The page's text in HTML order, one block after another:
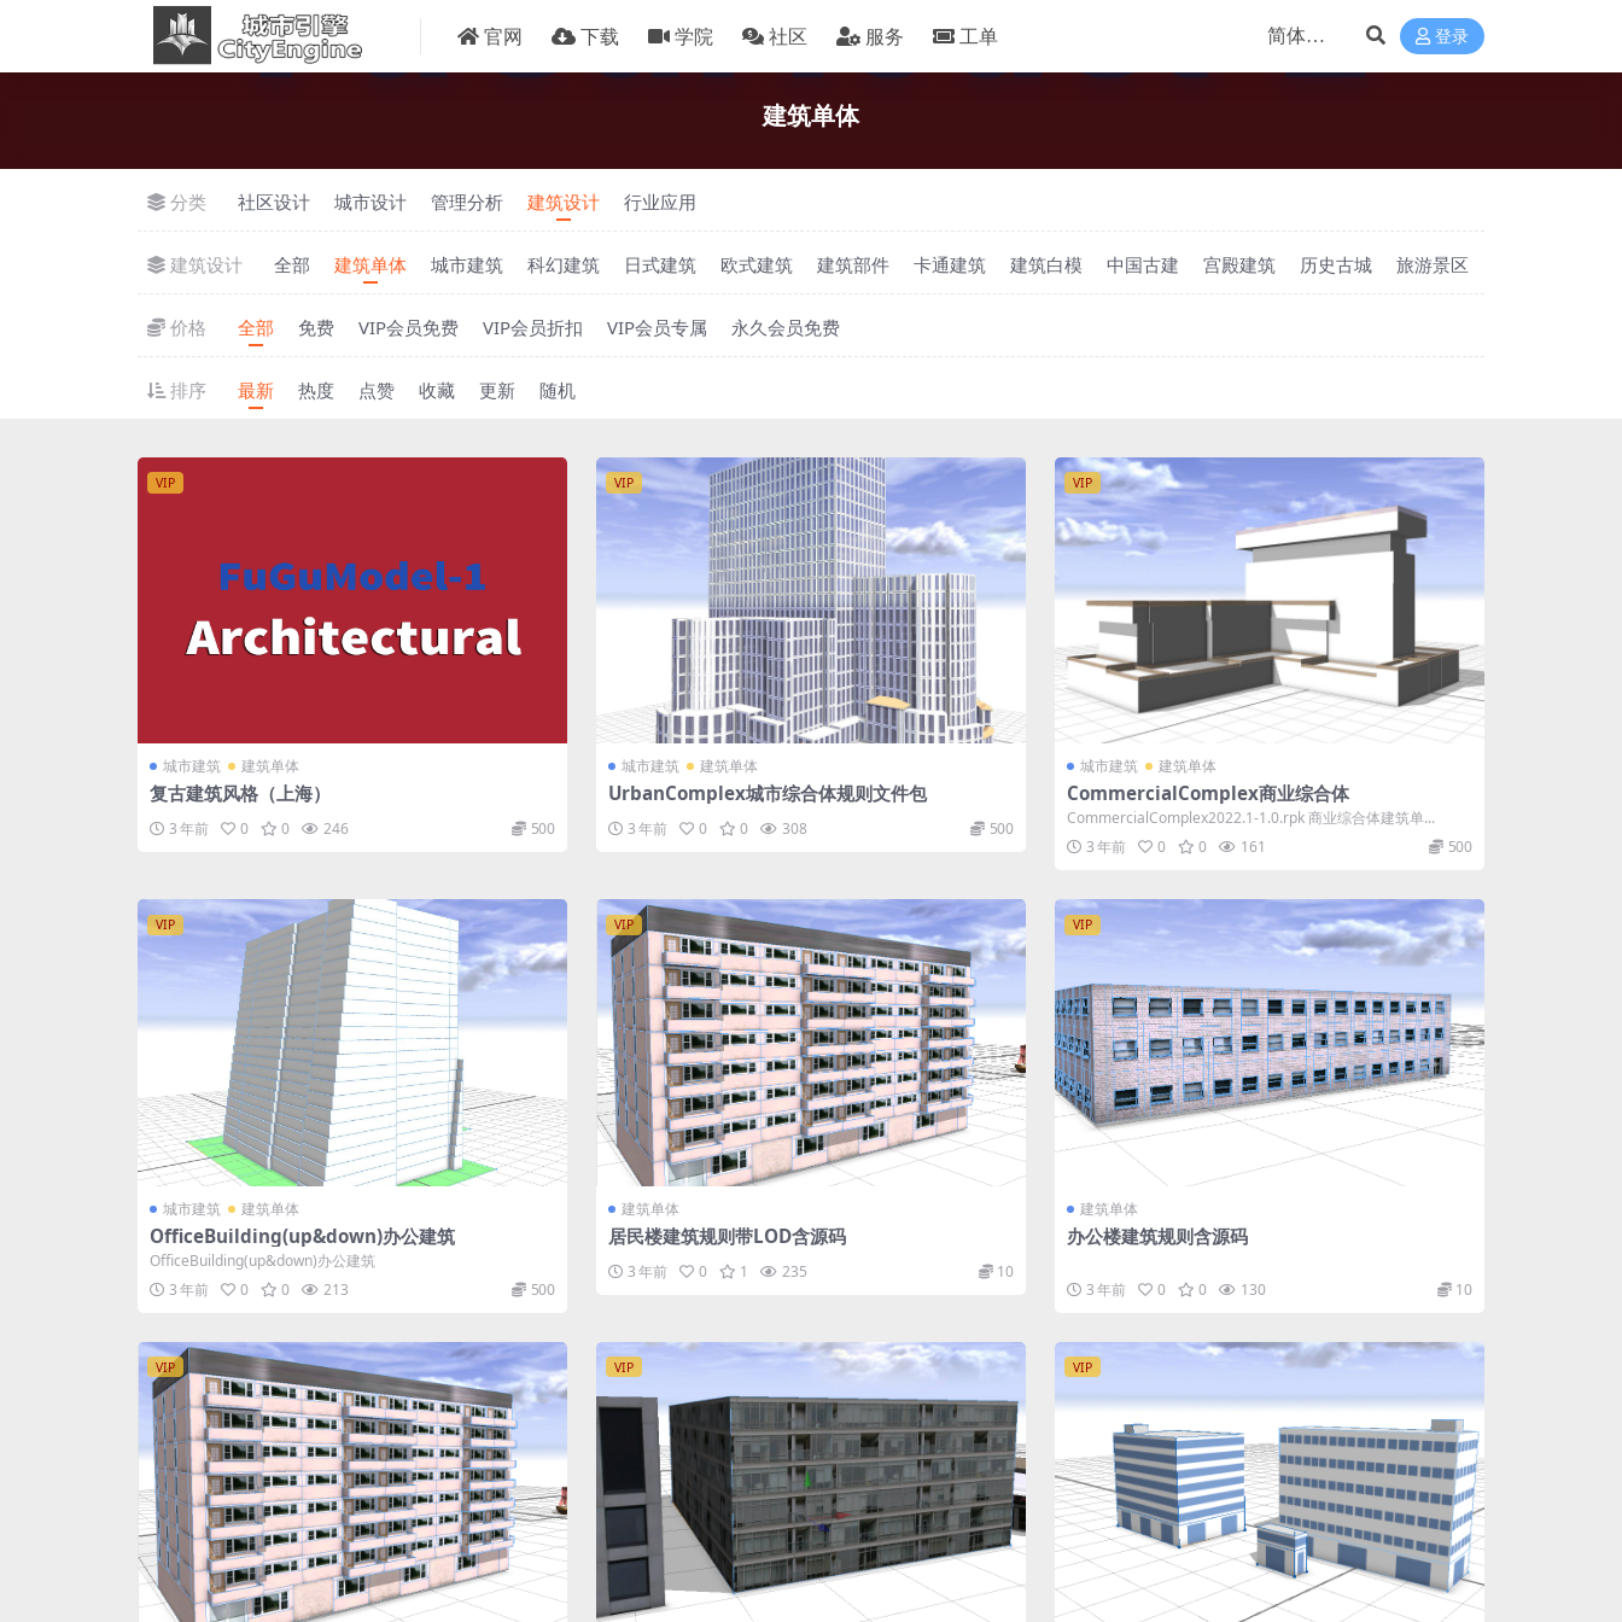
官网 下载 学院 社区 服务 工单 登录
建筑单体
分类 社区设计 城市设计 管理分析 建筑设计 行业应用
建筑设计 全部 建筑单体 城市建筑 科幻建筑 日式建筑 欧式建筑 建筑部件 卡通建筑 建筑白模 中国古建 宫殿建筑 历史古城 旅游景区
价格 全部 免费 VIP会员免费 VIP会员折扣 VIP会员专属 永久会员免费
排序 最新 热度 点赞 收藏 更新 随机
VIP
城市建筑 建筑单体
复古建筑风格（上海）
3 年前 0 0 246 500
VIP
城市建筑 建筑单体
UrbanComplex城市综合体规则文件包
3 年前 0 0 308 500
VIP
城市建筑 建筑单体
CommercialComplex商业综合体
CommercialComplex2022.1-1.0.rpk 商业综合体建筑单...
3 年前
0 0 161 500
VIP
城市建筑 建筑单体
OfficeBuilding(up&down)办公建筑
OfficeBuilding(up&down)办公建筑
3 年前
0 0 213 500
VIP
建筑单体
居民楼建筑规则带LOD含源码
3 年前 0 1 235 10
VIP
建筑单体
办公楼建筑规则含源码
3 年前 0 0 130 10
VIP VIP VIP